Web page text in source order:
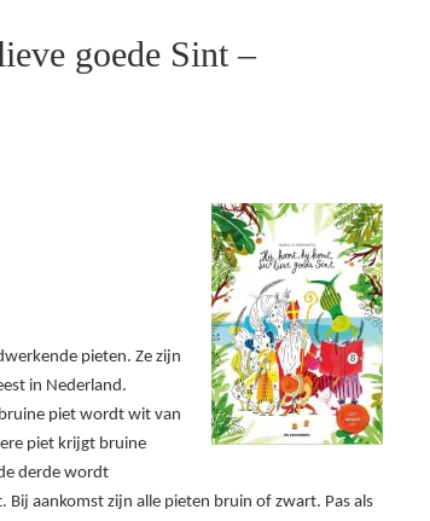
goede Sint –
pieten. Ze zijn
in Nederland.
piet wordt wit van
piet krijgt bruine
derde wordt
aankomst zijn alle pieten bruin of zwart. Pas als